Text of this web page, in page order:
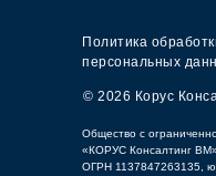
© 2026 Корус
Политика
персональных
Общество с
«КОРУС Консалтинг
ОГРН 1137847263135,